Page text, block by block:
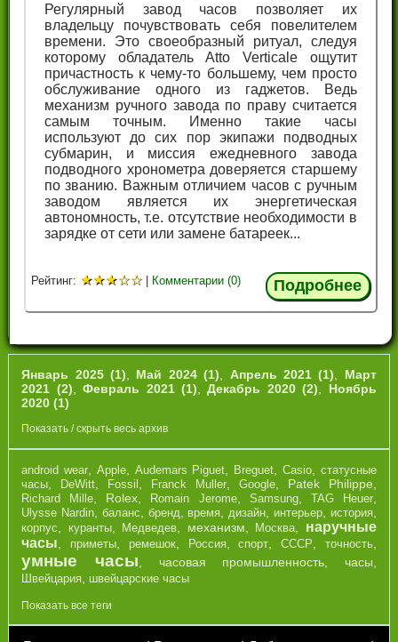
Регулярный завод часов позволяет их
владельцу почувствовать себя повелителем
времени. Это своеобразный ритуал, следуя
которому обладатель Atto Verticale ощутит
причастность к чему-то большему, чем просто
обслуживание одного из гаджетов. Ведь
механизм ручного завода по праву считается
самым точным. Именно такие часы
используют до сих пор экипажи подводных
субмарин, и миссия ежедневного завода
подводного хронометра доверяется старшему
по званию. Важным отличием часов с ручным
заводом является их энергетическая
автономность, т.е. отсутствие необходимости в
зарядке от сети или замене батареек...
Рейтинг: ★★★☆☆ | Комментарии (0) Подробнее
Январь 2025 (1) Май 2024 (1) Апрель 2021 (1)
Март
2021 (2) ,Февраль 2021 (1) ,Декабрь 2020 (2)
Ноябрь
2020 (1)
Показать / скрыть весь архив
android wear Apple, Audemars Piguet Breguet Casio, cтатусные
часы
DeWitt Fossil Franck Muller, Google, Patek Philippe
Richard Mille Rolex Romain Jerome, Samsung, TAG Heuer,
Ulysse Nardin баланс бренд время дизайн интерьер, история,
корпус куранты, Медведев механизм Москва
наручные
часы
приметы ремешок, Россия,спорт СССР точность,
умные часы часовая промышленность часы
Швейцария швейцарские часы
Показать все теги